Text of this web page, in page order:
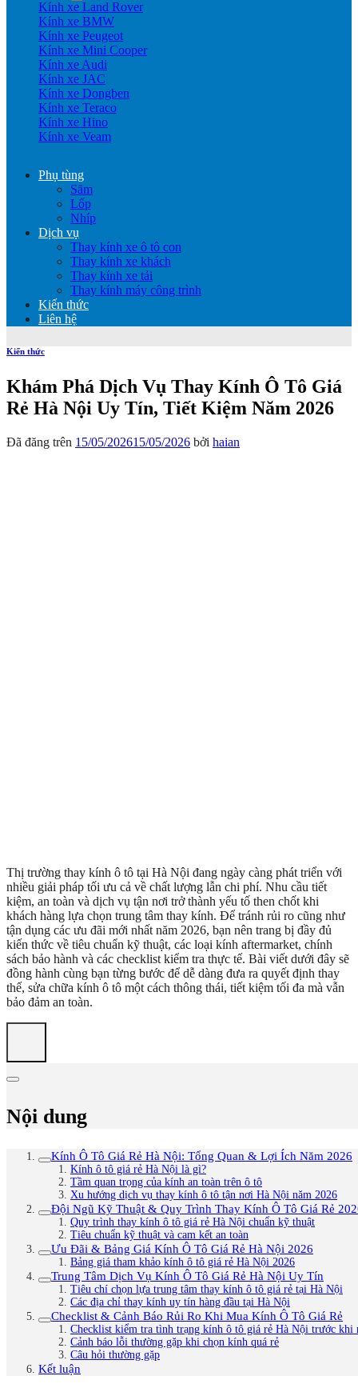
Kính xe Land Rover
Kính xe BMW
Kính xe Peugeot
Kính xe Mini Cooper
Kính xe Audi
Kính xe JAC
Kính xe Dongben
Kính xe Teraco
Kính xe Hino
Kính xe Veam
Phụ tùng
Săm
Lốp
Nhíp
Dịch vụ
Thay kính xe ô tô con
Thay kính xe khách
Thay kính xe tải
Thay kính máy công trình
Kiến thức
Liên hệ
Kiến thức
Khám Phá Dịch Vụ Thay Kính Ô Tô Giá
Rẻ Hà Nội Uy Tín, Tiết Kiệm Năm 2026
Đã đăng trên 15/05/202615/05/2026 bởi haian
Thị trường thay kính ô tô tại Hà Nội đang ngày càng phát triển với
nhiều giải pháp tối ưu cả về chất lượng lẫn chi phí. Nhu cầu tiết
kiệm, an toàn và dịch vụ tận nơi trở thành yếu tố then chốt khi
khách hàng lựa chọn trung tâm thay kính. Để tránh rủi ro cũng như
tận dụng các ưu đãi mới nhất năm 2026, bạn nên trang bị đầy đủ
kiến thức về tiêu chuẩn kỹ thuật, các loại kính aftermarket, chính
sách bảo hành và các checklist kiểm tra thực tế. Bài viết dưới đây sẽ
đồng hành cùng bạn từng bước để dễ dàng đưa ra quyết định thay
thế, sửa chữa kính ô tô một cách thông thái, tiết kiệm tối đa mà vẫn
bảo đảm an toàn.
Nội dung
Kính Ô Tô Giá Rẻ Hà Nội: Tổng Quan & Lợi Ích Năm 2026
Kính ô tô giá rẻ Hà Nội là gì?
Tầm quan trọng của kính an toàn trên ô tô
Xu hướng dịch vụ thay kính ô tô tận nơi Hà Nội năm 2026
Đội Ngũ Kỹ Thuật & Quy Trình Thay Kính Ô Tô Giá Rẻ
Quy trình thay kính ô tô giá rẻ Hà Nội chuẩn kỹ thuật
Tiêu chuẩn kỹ thuật và cam kết an toàn
Ưu Đãi & Bảng Giá Kính Ô Tô Giá Rẻ Hà Nội 2026
Bảng giá tham khảo kính ô tô giá rẻ Hà Nội 2026
Trung Tâm Dịch Vụ Kính Ô Tô Giá Rẻ Hà Nội Uy Tín
Tiêu chí chọn lựa trung tâm thay kính ô tô giá rẻ tại Hà Nội
Các địa chỉ thay kính uy tín hàng đầu tại Hà Nội
Checklist & Cảnh Báo Rủi Ro Khi Mua Kính Ô Tô Giá Rẻ
Checklist kiểm tra tình trạng kính ô tô giá rẻ Hà Nội trước khi
Cảnh báo lỗi thường gặp khi chọn kính quá rẻ
Câu hỏi thường gặp
Kết luận